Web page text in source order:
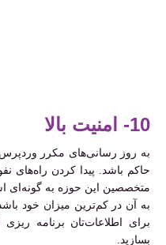
10- امنیت بالا
به روز رسانی‌های مکرر
حاکم باشد. پیدا کردن راه‌های
متخصصین این حوزه به
به آن در کم‌ترین میزان خود
برای اطلاعات‌تان برنامه ریزی
بسازید.